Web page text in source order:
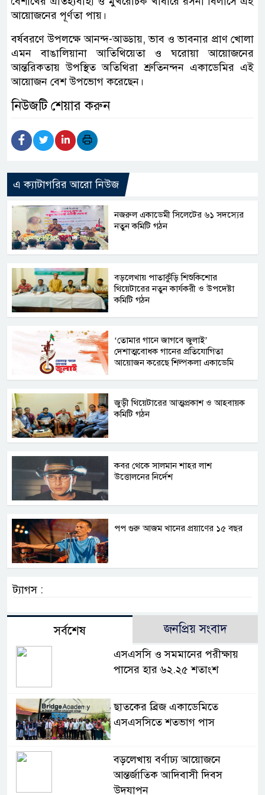
আয়োজনের পূর্ণতা পায়।
বর্ষবরণে উপলক্ষে আনন্দ-আড্ডায়, ভাব ও ভাবনার প্রাণ খোলা
এমন বাঙালিয়ানা আতিথিয়েতা ও ঘরোয়া আয়োজনের
আন্তরিকতায় উপস্থিত অতিথিরা শ্রুতিনন্দন একাডেমির এই
আয়োজন বেশ উপভোগ করেছেন।
নিউজটি শেয়ার করুন
এ ক্যাটাগরির আরো নিউজ
নজরুল একাডেমী সিলেটের ৬১ সদস্যের
নতুন কমিটি গঠন
বড়লেখায় পাতাকুঁড়ি শিশুকিশোর
থিয়েটারের নতুন কার্যকরী ও উপদেষ্টা
কমিটি গঠন
‘তোমার গানে জাগবে জুলাই’
দেশাত্মবোধক গানের প্রতিযোগিতা
আয়োজন করেছে শিল্পকলা একাডেমি
জুড়ী থিয়েটারের আত্মপ্রকাশ ও আহবায়ক
কমিটি গঠন
কবর থেকে সালমান শাহর লাশ
উত্তোলনের নির্দেশ
পপ গুরু আজম খানের প্রয়াণের ১৫ বছর
ট্যাগস :
সর্বশেষ জনপ্রিয় সংবাদ
এসএসসি ও সমমানের পরীক্ষায়
পাসের হার ৬২.২৫ শতাংশ
ছাতকের ব্রিজ একাডেমিতে
এসএসসিতে শতভাগ পাস
বড়লেখায় বর্ণাঢ্য আয়োজনে
আন্তর্জাতিক আদিবাসী দিবস
উদযাপন